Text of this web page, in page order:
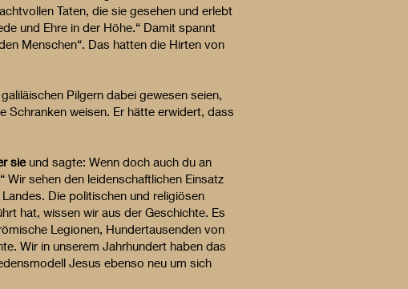
Taten, die sie gesehen und erlebt
und Ehre in der Höhe.“ Damit spannt
Menschen“. Das hatten die Hirten von
Pilgern dabei gewesen seien,
Schranken weisen. Er hätte erwidert, dass
sie und sagte: Wenn doch auch du an
sehen den leidenschaftlichen Einsatz
Die politischen und religiösen
hat, wissen wir aus der Geschichte. Es
Legionen, Hundertausenden von
Wir in unserem Jahrhundert haben das
Jesus ebenso neu um sich